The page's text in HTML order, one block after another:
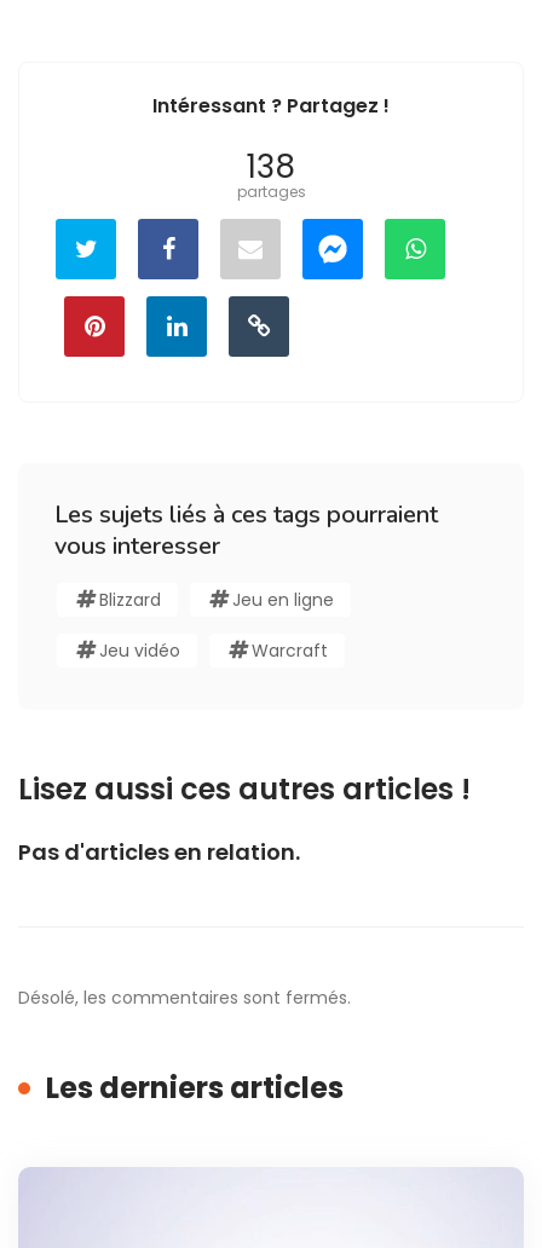
Intéressant ? Partagez !
138
partages
Les sujets liés à ces tags pourraient
vous interesser
Blizzard Jeu en ligne
Jeu vidéo Warcraft
Lisez aussi ces autres articles !
Pas d'articles en relation.
Désolé, les commentaires sont fermés.
Les derniers articles